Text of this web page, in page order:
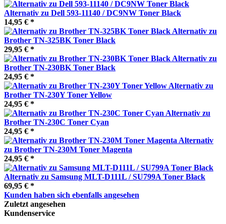
Alternativ zu Dell 593-11140 / DC9NW Toner Black
14,95 € *
Alternativ zu
Brother TN-325BK Toner Black
29,95 € *
Alternativ zu
Brother TN-230BK Toner Black
24,95 € *
Alternativ zu
Brother TN-230Y Toner Yellow
24,95 € *
Alternativ zu
Brother TN-230C Toner Cyan
24,95 € *
Alternativ
zu Brother TN-230M Toner Magenta
24,95 € *
Alternativ zu Samsung MLT-D111L / SU799A Toner Black
69,95 € *
Kunden haben sich ebenfalls angesehen
Zuletzt angesehen
Kundenservice